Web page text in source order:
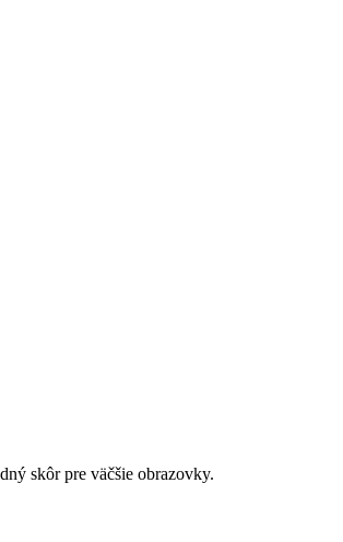
skôr pre väčšie obrazovky.